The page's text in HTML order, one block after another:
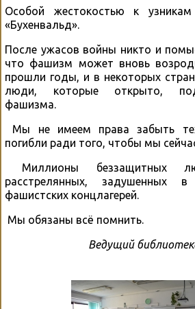
Особой жестокостью к узникам
«Бухенвальд».
После ужасов войны никто и
что фашизм может вновь
прошли годы, и в некоторых
люди, которые открыто,
фашизма.
Мы не имеем права забыть
погибли ради того, чтобы мы
Миллионы беззащитных
расстрелянных, задушенных
фашистских концлагерей.
Мы обязаны всё помнить.
Ведущий